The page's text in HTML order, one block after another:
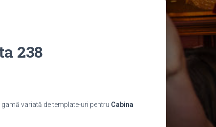
238
variată de template-uri pentru Cabina